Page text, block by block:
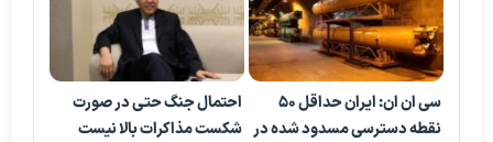
سی ان ان: ایران حداقل ۵۰
نقطه دسترسی مسدود شده در
احتمال جنگ حتی در صورت
شکست مذاکرات بالا نیست